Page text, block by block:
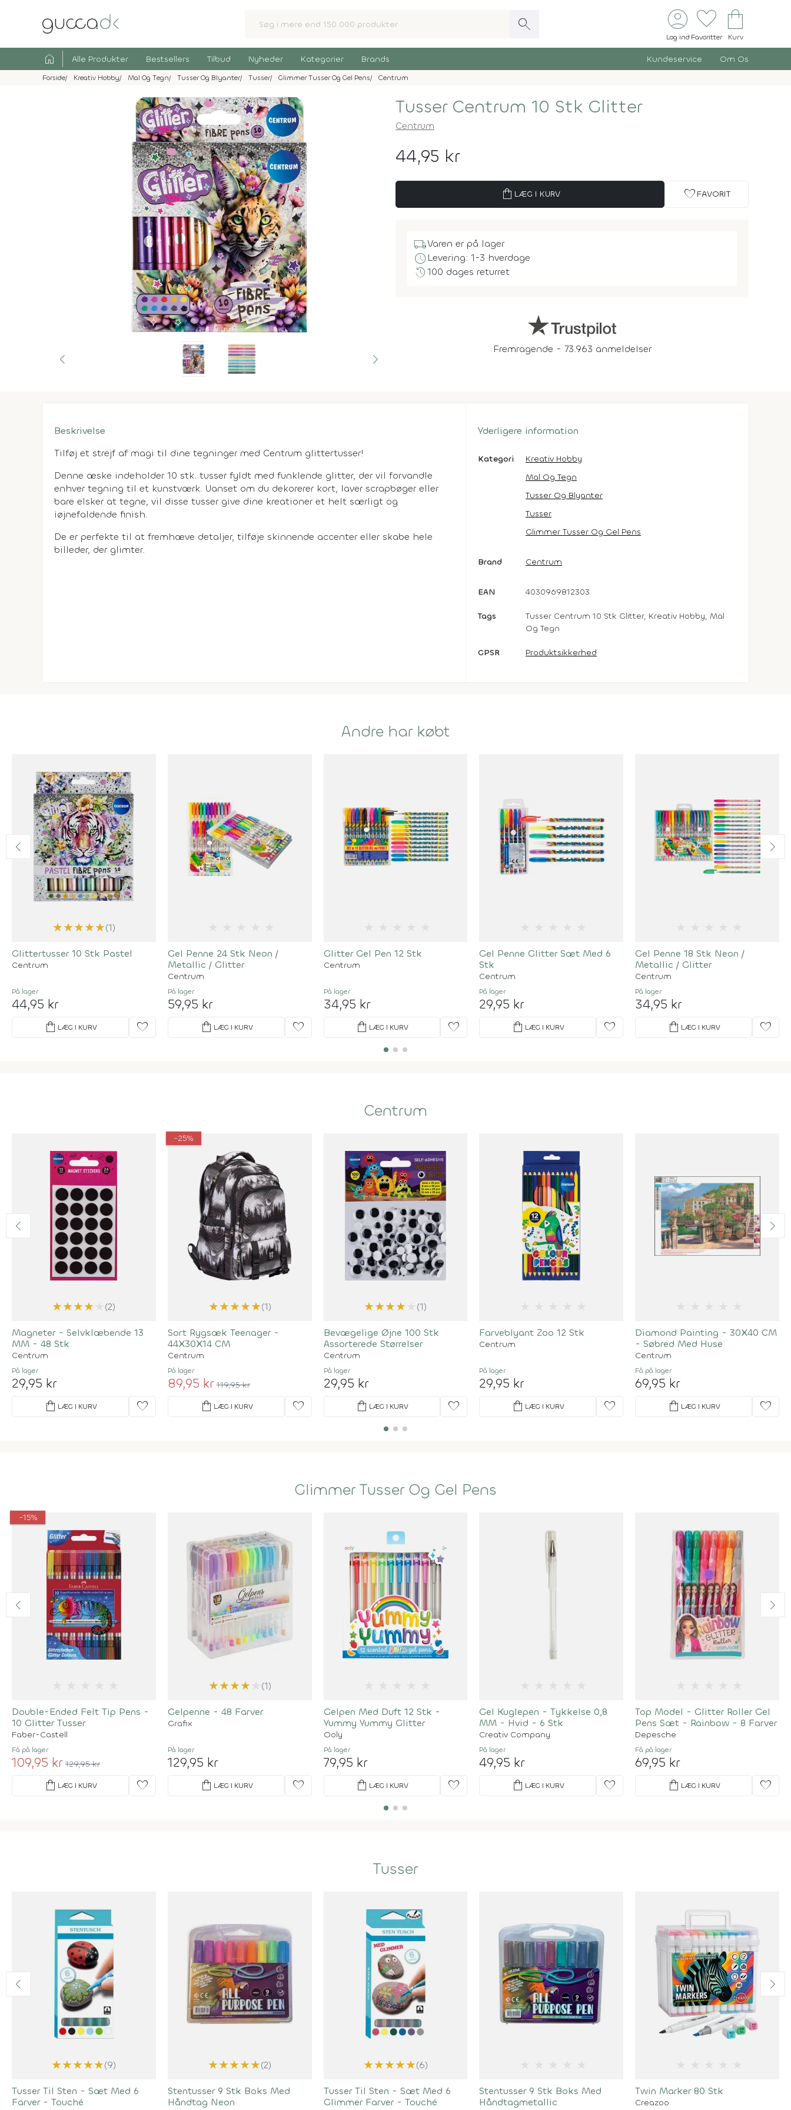
search account_circle
Log ind
favorite
Favoritter
shopping_bag
Kurv
home Alle Produkter Bestsellers Tilbud Nyheder Kategorier Brands Kundeservice Om Os
Forside Kreativ Hobby Mal Og Tegn Tusser Og Blyanter Tusser Glimmer Tusser Og Gel Pens Centrum
Tusser Centrum 10 Stk Glitter
Centrum
44,95 kr
shopping_bag LÆG I KURV favorite FAVORIT
local_shippingVaren er på lager
scheduleLevering: 1-3 hverdage
history100 dages returret
Fremragende - 73.963 anmeldelser
Beskrivelse
Tilføj et strejf af magi til dine tegninger med Centrum glittertusser!
Denne æske indeholder 10 stk. tusser fyldt med funklende glitter, der vil forvandle
enhver tegning til et kunstværk. Uanset om du dekorerer kort, laver scrapbøger eller
bare elsker at tegne, vil disse tusser give dine kreationer et helt særligt og
iøjnefaldende finish.
De er perfekte til at fremhæve detaljer, tilføje skinnende accenter eller skabe hele
billeder, der glimter.
Yderligere information
Kategori
Kreativ Hobby
Mal Og Tegn
Tusser Og Blyanter
Tusser
Glimmer Tusser Og Gel Pens
Brand Centrum
EAN 4030969812303
Tags
Tusser Centrum 10 Stk Glitter, Kreativ Hobby, Mal
Og Tegn
GPSR Produktsikkerhed
Andre har købt
★★★★★(1)
Glittertusser 10 Stk Pastel
Centrum
På lager
44,95 kr
shopping_bag LÆG I KURV favorite
Gel Penne 24 Stk Neon /
Metallic / Glitter
Centrum
På lager
59,95 kr
shopping_bag LÆG I KURV favorite
Glitter Gel Pen 12 Stk
Centrum
På lager
34,95 kr
shopping_bag LÆG I KURV favorite
Gel Penne Glitter Sæt Med 6
Stk
Centrum
På lager
29,95 kr
shopping_bag LÆG I KURV favorite
Gel Penne 18 Stk Neon /
Metallic / Glitter
Centrum
På lager
34,95 kr
shopping_bag LÆG I KURV favorite
Centrum
★★★★ (2)
Magneter - Selvklæbende 13
MM - 48 Stk
Centrum
På lager
29,95 kr
shopping_bag LÆG I KURV favorite
-25%
★★★★★(1)
Sort Rygsæk Teenager -
44X30X14 CM
Centrum
På lager
89,95 kr 119,95 kr
shopping_bag LÆG I KURV favorite
★★★★ (1)
Bevægelige Øjne 100 Stk
Assorterede Størrelser
Centrum
På lager
29,95 kr
shopping_bag LÆG I KURV favorite
Farveblyant Zoo 12 Stk
Centrum
På lager
29,95 kr
shopping_bag LÆG I KURV favorite
Diamond Painting - 30X40 CM
- Søbred Med Huse
Centrum
Få på lager
69,95 kr
shopping_bag LÆG I KURV favorite
Glimmer Tusser Og Gel Pens
-15%
Double-Ended Felt Tip Pens -
10 Glitter Tusser
Faber-Castell
Få på lager
109,95 kr 129,95 kr
shopping_bag LÆG I KURV favorite
★★★★ (1)
Gelpenne - 48 Farver
Grafix
På lager
129,95 kr
shopping_bag LÆG I KURV favorite
Gelpen Med Duft 12 Stk -
Yummy Yummy Glitter
Ooly
På lager
79,95 kr
shopping_bag LÆG I KURV favorite
Gel Kuglepen - Tykkelse 0,8
MM - Hvid - 6 Stk
Creativ Company
På lager
49,95 kr
shopping_bag LÆG I KURV favorite
Top Model - Glitter Roller Gel
Pens Sæt - Rainbow - 8 Farver
Depesche
Få på lager
69,95 kr
shopping_bag LÆG I KURV favorite
Tusser
★★★★★(9)
Tusser Til Sten - Sæt Med 6
Farver - Touché
★★★★★(2)
Stentusser 9 Stk Boks Med
Håndtag Neon
★★★★★(6)
Tusser Til Sten - Sæt Med 6
Glimmer Farver - Touché
Stentusser 9 Stk Boks Med
Håndtagmetallic
Twin Marker 80 Stk
Creazoo